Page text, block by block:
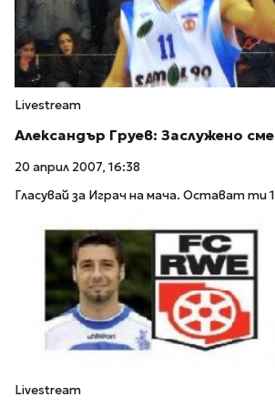
Livestream
Александър Груев: Заслужено
20 април 2007, 16:38
Гласувай за Играч на мача. Остават ти
Livestream